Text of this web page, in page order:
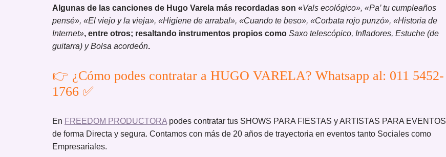
Algunas de las canciones de Hugo Varela más recordadas son «Vals ecológico», «Pa’ tu cumpleaños
pensé», «El viejo y la vieja», «Higiene de arrabal», «Cuando te beso», «Corbata rojo punzó», «Historia de
Internet», entre otros; resaltando instrumentos propios como Saxo telescópico, Infladores, Estuche (de
guitarra) y Bolsa acordeón.
👉 ¿Cómo podes contratar a HUGO VARELA? Whatsapp al: 011 5452-
1766 ✅
En FREEDOM PRODUCTORA podes contratar tus SHOWS PARA FIESTAS y ARTISTAS PARA EVENTOS
de forma Directa y segura. Contamos con más de 20 años de trayectoria en eventos tanto Sociales como
Empresariales.